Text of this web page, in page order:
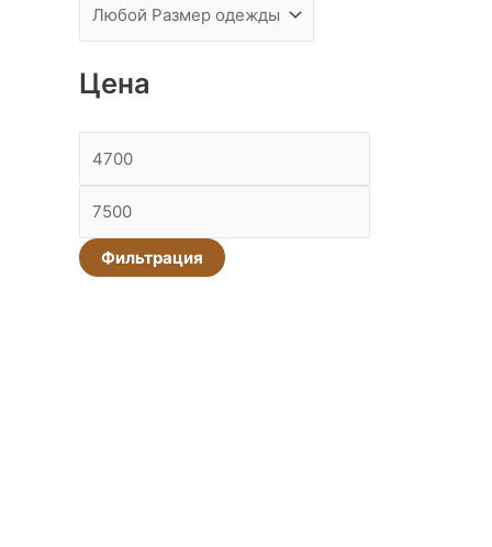
Цена
а
н
а
Фильтрация